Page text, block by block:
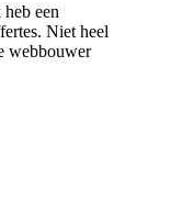
een
Niet heel
webbouwer